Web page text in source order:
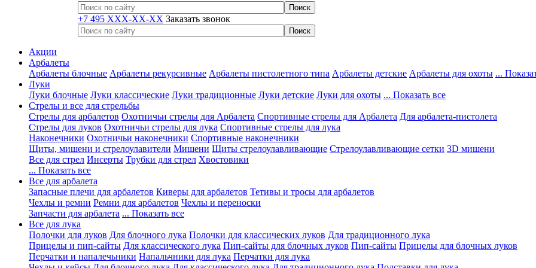
+7 495 XXX-XX-XX Заказать звонок
Акции
Арбалеты
Арбалеты блочные Арбалеты рекурсивные Арбалеты пистолетного типа Арбалеты детские Арбалеты для охоты ...
Луки
Луки блочные Луки классические Луки традиционные Луки детские Луки для охоты ... Показать все
Стрелы и все для стрельбы
Стрелы для арбалетов Охотничьи стрелы для Арбалета Спортивные стрелы для Арбалета Для арбалета-пистолета
Стрелы для луков Охотничьи стрелы для лука Спортивные стрелы для лука
Наконечники Охотничьи наконечники Спортивные наконечники
Щиты, мишени и стрелоулавители Мишени Щиты стрелоулавливающие Стрелоулавливающие сетки 3D мишени
Все для стрел Инсерты Трубки для стрел Хвостовики
... Показать все
Все для арбалета
Запасные плечи для арбалетов Киверы для арбалетов Тетивы и тросы для арбалетов
Чехлы и ремни Ремни для арбалетов Чехлы и переноски
Запчасти для арбалета ... Показать все
Все для лука
Полочки для луков Для блочного лука Полочки для классических луков Для традиционного лука
Прицелы и пип-сайты Для классического лука Пип-сайты для блочных луков Пип-сайты Прицелы для блочных луков
Перчатки и напалечьники Напальчники для лука Перчатки для лука